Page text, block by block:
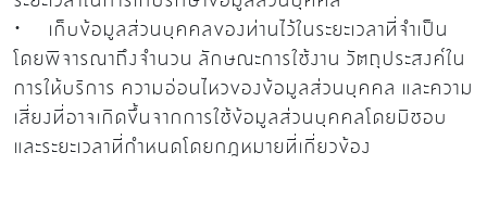
· เก็บข้อมูลส่วนบุคคลของท่านไว้ในระยะเวลาที่จำเป็น
โดยพิจารณาถึงจำนวน ลักษณะการใช้งาน วัตถุประสงค์ใน
การให้บริการ ความอ่อนไหวของข้อมูลส่วนบุคคล และความ
เสี่ยงที่อาจเกิดขึ้นจากการใช้ข้อมูลส่วนบุคคลโดยมิชอบ
และระยะเวลาที่กำหนดโดยกฎหมายที่เกี่ยวข้อง